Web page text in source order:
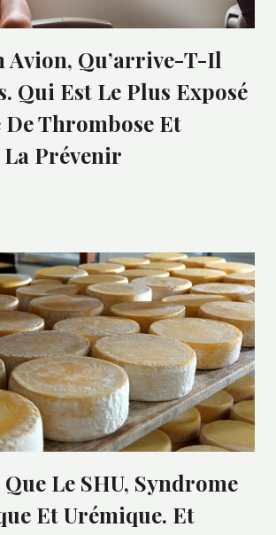
Avion, Qu’arrive-T-Il
Qui Est Le Plus Exposé
De Thrombose Et
Prévenir
Que Le SHU, Syndrome
Et Urémique. Et